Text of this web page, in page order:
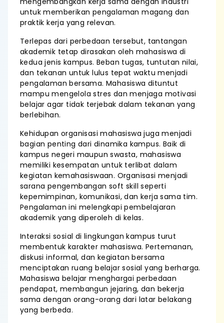
untuk memberikan pengalaman magang dan
praktik kerja yang relevan.
Terlepas dari perbedaan tersebut, tantangan
akademik tetap dirasakan oleh mahasiswa di
kedua jenis kampus. Beban tugas, tuntutan nilai,
dan tekanan untuk lulus tepat waktu menjadi
pengalaman bersama. Mahasiswa dituntut
mampu mengelola stres dan menjaga motivasi
belajar agar tidak terjebak dalam tekanan yang
berlebihan.
Kehidupan organisasi mahasiswa juga menjadi
bagian penting dari dinamika kampus. Baik di
kampus negeri maupun swasta, mahasiswa
memiliki kesempatan untuk terlibat dalam
kegiatan kemahasiswaan. Organisasi menjadi
sarana pengembangan soft skill seperti
kepemimpinan, komunikasi, dan kerja sama tim.
Pengalaman ini melengkapi pembelajaran
akademik yang diperoleh di kelas.
Interaksi sosial di lingkungan kampus turut
membentuk karakter mahasiswa. Pertemanan,
diskusi informal, dan kegiatan bersama
menciptakan ruang belajar sosial yang berharga.
Mahasiswa belajar menghargai perbedaan
pendapat, membangun jejaring, dan bekerja
sama dengan orang-orang dari latar belakang
yang berbeda.